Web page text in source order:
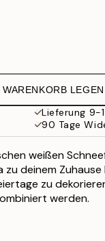
LEGEN
Lieferung 9-
90 Tage
weißen
deinem
zu
werden.